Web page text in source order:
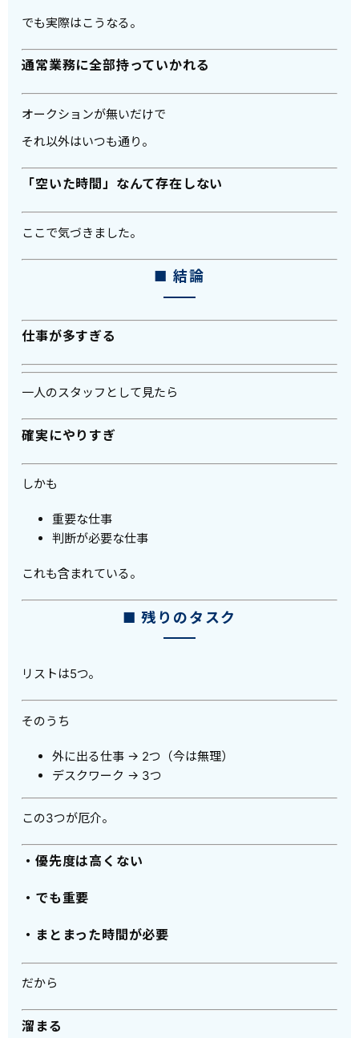
でも実際はこうなる。
通常業務に全部持っていかれる
オークションが無いだけで
それ以外はいつも通り。
「空いた時間」なんて存在しない
ここで気づきました。
■ 結論
仕事が多すぎる
一人のスタッフとして見たら
確実にやりすぎ
しかも
重要な仕事
判断が必要な仕事
これも含まれている。
■ 残りのタスク
リストは5つ。
そのうち
外に出る仕事 → 2つ（今は無理）
デスクワーク → 3つ
この3つが厄介。
・優先度は高くない
・でも重要
・まとまった時間が必要
だから
溜まる